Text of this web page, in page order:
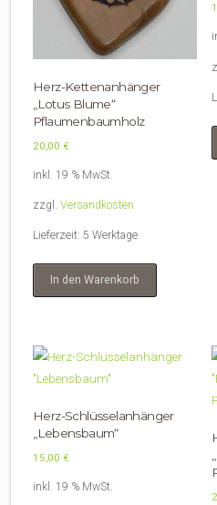
Herz-Kettenanhänger
„Lotus Blume“
Pflaumenbaumholz
20,00 €
inkl. 19 % MwSt.
zzgl. Versandkosten
Lieferzeit: 5 Werktage
In den Warenkorb
Herz-Schlüsselanhänger
„Lebensbaum“
15,00 €
inkl. 19 % MwSt.